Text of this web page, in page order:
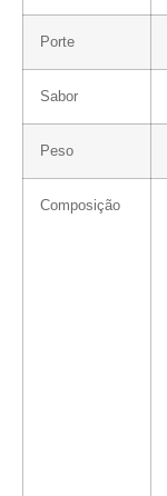
Porte
Sabor
Peso
Composição